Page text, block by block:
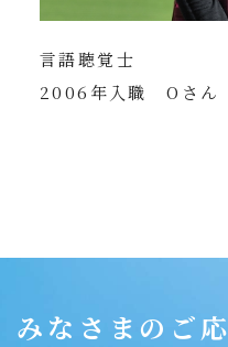
言語聴覚士
2006年入職 Oさん
みなさまのご